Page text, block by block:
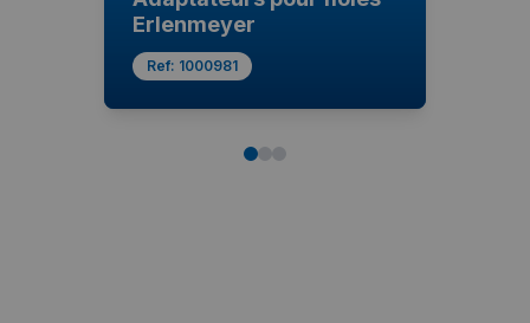
Erlenmeyer
Ref: 1000981